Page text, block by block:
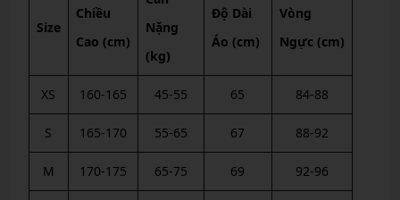
Size
Chiều
Cao (cm)
Nặng
(kg)
Độ Dài
Áo (cm)
Vòng
Ngực (cm)
XS 160-165 45-55 65 84-88
S 165-170 55-65 67 88-92
M 170-175 65-75 69 92-96